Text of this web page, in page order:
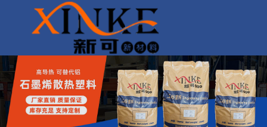
联系电话：
13927302318